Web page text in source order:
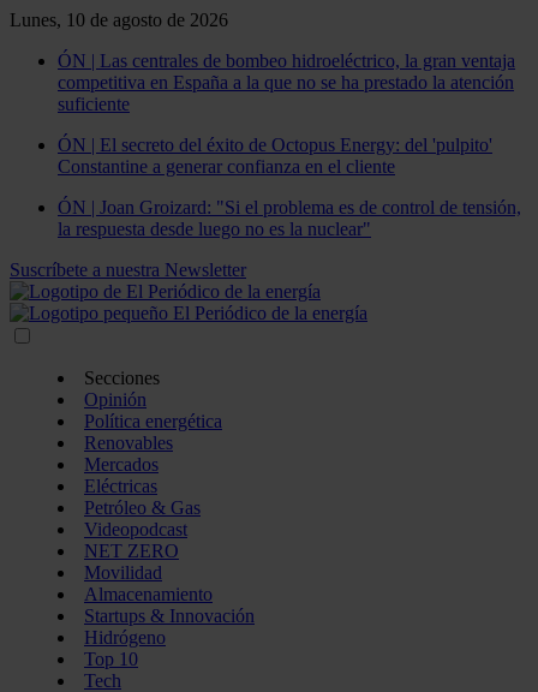
Lunes, 10 de agosto de 2026
ÓN | Las centrales de bombeo hidroeléctrico, la gran ventaja
competitiva en España a la que no se ha prestado la atención
suficiente
ÓN | El secreto del éxito de Octopus Energy: del 'pulpito'
Constantine a generar confianza en el cliente
ÓN | Joan Groizard: "Si el problema es de control de tensión,
la respuesta desde luego no es la nuclear"
Suscríbete a nuestra Newsletter
Secciones
Opinión
Política energética
Renovables
Mercados
Eléctricas
Petróleo & Gas
Videopodcast
NET ZERO
Movilidad
Almacenamiento
Startups & Innovación
Hidrógeno
Top 10
Tech